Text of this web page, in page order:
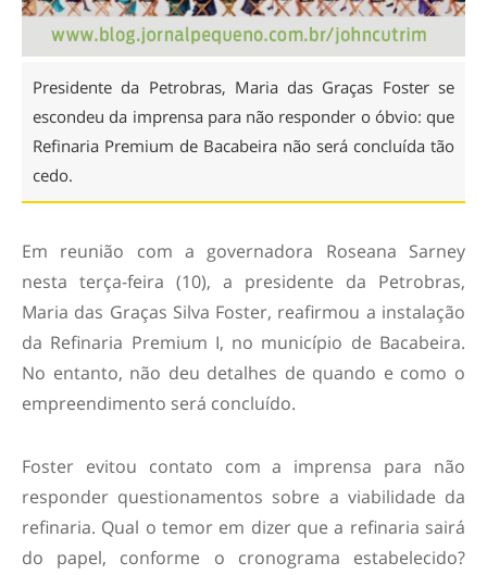
Presidente da Petrobras, Maria das Graças Foster se
escondeu da imprensa para não responder o óbvio: que
Refinaria Premium de Bacabeira não será concluída tão
cedo.
Em reunião com a governadora Roseana Sarney
nesta terça-feira (10), a presidente da Petrobras,
Maria das Graças Silva Foster, reafirmou a instalação
da Refinaria Premium I, no município de Bacabeira.
No entanto, não deu detalhes de quando e como o
empreendimento será concluído.
Foster evitou contato com a imprensa para não
responder questionamentos sobre a viabilidade da
refinaria. Qual o temor em dizer que a refinaria sairá
do papel, conforme o cronograma estabelecido?